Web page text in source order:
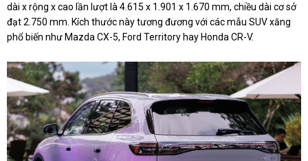
dài x rộng x cao lần lượt là 4.615 x 1.901 x 1.670 mm, chiều dài cơ sở
đạt 2.750 mm. Kích thước này tương đương với các mẫu SUV xăng
phổ biến như Mazda CX-5, Ford Territory hay Honda CR-V.